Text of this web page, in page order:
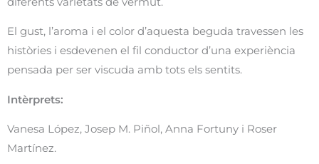
El gust, l’aroma i el color d’aquesta beguda travessen les
històries i esdevenen el fil conductor d’una experiència
pensada per ser viscuda amb tots els sentits.
Intèrprets:
Vanesa López, Josep M. Piñol, Anna Fortuny i Roser
Martínez.